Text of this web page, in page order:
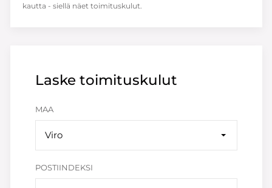
Laske toimituskulut
MAA
Viro
POSTIINDEKSI
kautta - siellä näet toimituskulut.